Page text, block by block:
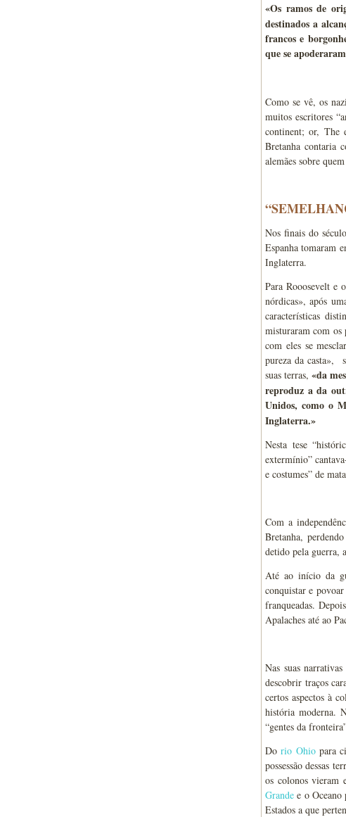
«Os ramos de
destinados a
francos e
que se
Como se vê, os
muitos escritores
continent; or, The
Bretanha contaria
alemães sobre
Nos finais do
Espanha tomaram
Inglaterra.
Para Rooosevelt e
nórdicas», após
características
misturaram com os
com eles se
pureza da casta»,
suas terras, «da
reproduz a da
Unidos, como o
Inglaterra.»
Nesta tese
extermínio”
e costumes” de
Com a
Bretanha,
detido pela guerra,
Até ao início da
conquistar e
franqueadas.
Apalaches até ao
Nas suas
descobrir traços
certos aspectos à
história moderna.
“gentes da
Dorio Ohiopara
possessão dessas
os colonos vieram
Grande e o
Estados a que